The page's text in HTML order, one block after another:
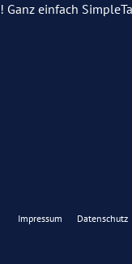
Ganz einfach
Impressum Datenschutz